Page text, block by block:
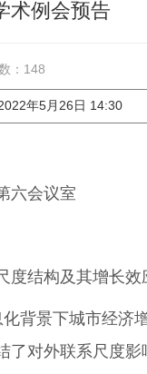
术例会预告
： 148
年5月26日 14:30
六会议室
度结构及其增长效
背景下城市经济
了对外联系尺度